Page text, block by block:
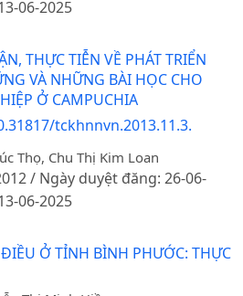
06-2025
THỰC TIỄN VỀ PHÁT TRIỂN
VÀ NHỮNG BÀI HỌC CHO
Ở CAMPUCHIA
tckhnnvn.2013.11.3.
Thọ, Chu Thị Kim Loan
/ Ngày duyệt đăng: 26-06-
06-2025
ĐIỀU Ở TỈNH BÌNH PHƯỚC: THỰC